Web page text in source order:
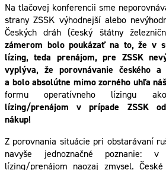
Na tlačovej konferencii sme
strany ZSSK výhodnejší alebo
Českých dráh (český štátny
zámerom bolo poukázať na to, že v
lízing, teda prenájom, pre ZSSK
vyplýva, že porovnávanie českého
a bolo absolútne mimo zorného uhľa
formu operatívneho lízingu
lízing/prenájom v prípade ZSSK
nákup!
Z porovnania situácie pri obstarávaní
navyše jednoznačné poznanie:
lízing/prenájom naozaj zmysel.